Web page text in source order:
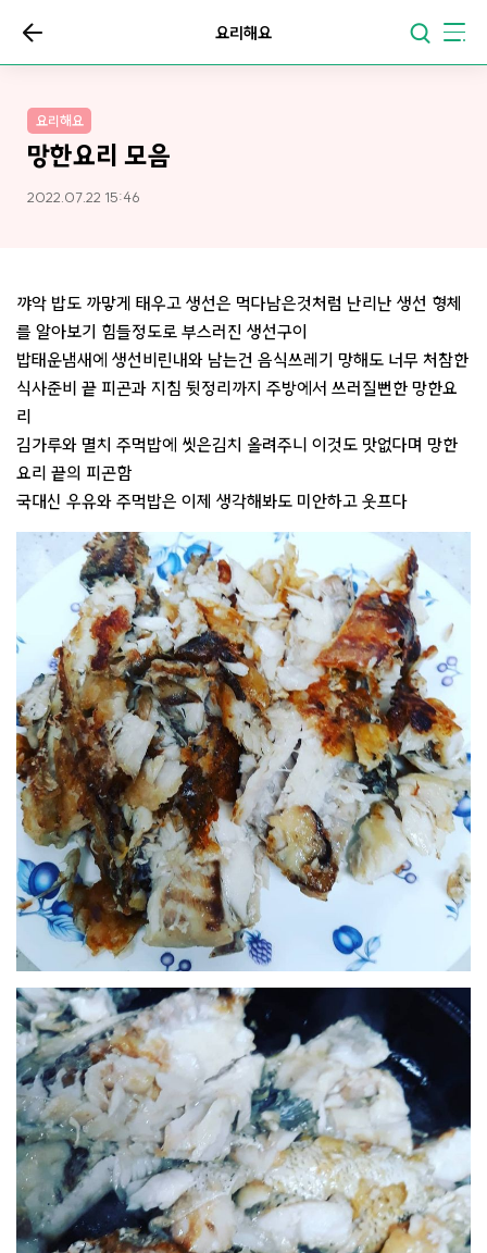
요리해요
요리해요
망한요리 모음
2022.07.22 15:46
꺄악 밥도 까맣게 태우고 생선은 먹다남은것처럼 난리난 생선 형체
를 알아보기 힘들정도로 부스러진 생선구이
밥태운냄새에 생선비린내와 남는건 음식쓰레기 망해도 너무 처참한
식사준비 끝 피곤과 지침 뒷정리까지 주방에서 쓰러질뻔한 망한요
리
김가루와 멸치 주먹밥에 씻은김치 올려주니 이것도 맛없다며 망한
요리 끝의 피곤함
국대신 우유와 주먹밥은 이제 생각해봐도 미안하고 웃프다